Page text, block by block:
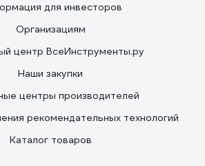
для инвесторов
Организациям
центр ВсеИнструменты.ру
Наши закупки
центры производителей
рекомендательных технологий
Каталог товаров